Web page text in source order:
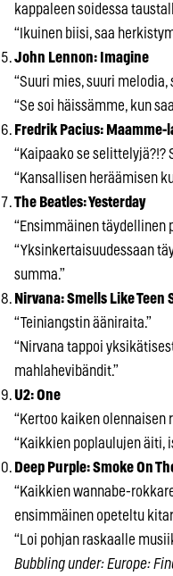
kappaleen soidessa
“Ikuinen biisi, saa
John Lennon: Imagine
“Suuri mies, suuri melodia,
“Se soi häissämme, kun
Fredrik Pacius: Maamme-
“Kaipaako se selittelyjä?!?
“Kansallisen heräämisen
The Beatles: Yesterday
“Ensimmäinen täydellinen
“Yksinkertaisuudessaan
summa.”
Nirvana: Smells Like Teen
“Teiniangstin ääniraita.”
“Nirvana tappoi
mahlahevibändit.”
U2: One
“Kertoo kaiken olennaisen
“Kaikkien poplaulujen äiti,
Deep Purple: Smoke On
“Kaikkien wannabe-
ensimmäinen opeteltu
“Loi pohjan raskaalle
Bubbling under: Europe: